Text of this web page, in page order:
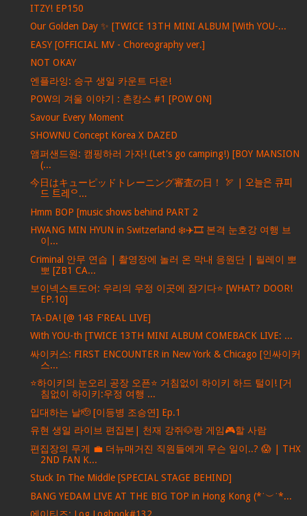
ITZY! EP150
Our Golden Day ✨ [TWICE 13TH MINI ALBUM [With YOU-...
EASY [OFFICIAL MV - Choreography ver.]
NOT OKAY
엔플라잉: 승구 생일 카운트 다운!
POW의 겨울 이야기 : 촌캉스 #1 [POW ON]
Savour Every Moment
SHOWNU Concept Korea X DAZED
앰퍼샌드원: 캠핑하러 가자! (Let's go camping!) [BOY MANSION
(...
今日はキューピッドトレーニング審査の日！ 🏹 | 오늘은 큐피
드 트레ᄋ...
Hmm BOP [music shows behind PART 2
HWANG MIN HYUN in Switzerland ❄️✈️🎞️ 본격 눈호강 여행 브
이...
Criminal 안무 연습 | 촬영장에 놀러 온 막내 응원단 | 릴레이 뽀
뽀 [ZB1 CA...
보이넥스트도어: 우리의 우정 이곳에 잠기다⭐️ [WHAT? DOOR!
EP.10]
TA-DA! [@ 143 F'REAL LIVE]
With YOU-th [TWICE 13TH MINI ALBUM COMEBACK LIVE: ...
싸이커스: FIRST ENCOUNTER in New York & Chicago [인싸이커
스...
⭐하이키의 눈오리 공장 오픈⭐ 거침없이 하이키 하드 털이! [거
침없이 하이키:우정 여행 ...
입대하는 날🫡 [이등병 조승연] Ep.1
유현 생일 라이브 편집본| 천재 강쥐🐶랑 게임🎮할 사람
편집장의 무게 💼 더뉴매거진 직원들에게 무슨 일이..? 😱 | THX
2ND FAN K...
Stuck In The Middle [SPECIAL STAGE BEHIND]
BANG YEDAM LIVE AT THE BIG TOP in Hong Kong (*˙︶˙*...